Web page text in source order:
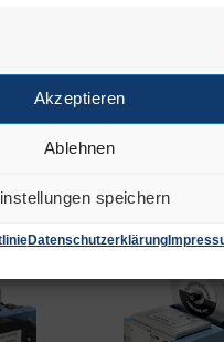
Akzeptieren
Ablehnen
speichern
Datenschutzerklärung
Füllung muss separat